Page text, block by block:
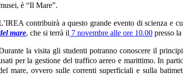
è “Il Mare”.
contribuirà a questo grande evento di scienza e
mare, che si terrà il 7 novembre alle ore 10.00 presso
la visita gli studenti potranno conoscere il
per la gestione del traffico aereo e marittimo. In
mare, ovvero sulle correnti superficiali e sulla